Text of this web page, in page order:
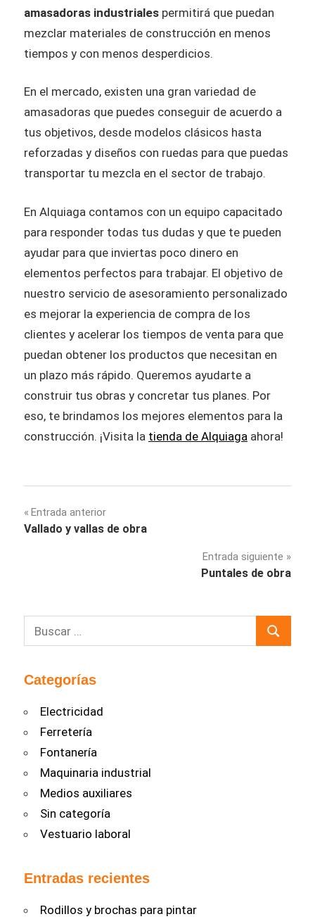
amasadoras industriales permitirá que puedan
mezclar materiales de construcción en menos
tiempos y con menos desperdicios.
En el mercado, existen una gran variedad de
amasadoras que puedes conseguir de acuerdo a
tus objetivos, desde modelos clásicos hasta
reforzadas y diseños con ruedas para que puedas
transportar tu mezcla en el sector de trabajo.
En Alquiaga contamos con un equipo capacitado
para responder todas tus dudas y que te pueden
ayudar para que inviertas poco dinero en
elementos perfectos para trabajar. El objetivo de
nuestro servicio de asesoramiento personalizado
es mejorar la experiencia de compra de los
clientes y acelerar los tiempos de venta para que
puedan obtener los productos que necesitan en
un plazo más rápido. Queremos ayudarte a
construir tus obras y concretar tus planes. Por
eso, te brindamos los mejores elementos para la
construcción. ¡Visita la tienda de Alquiaga ahora!
Navegación
Entrada anterior
Vallado y vallas de obra
Entrada siguiente
Puntales de obra
Buscar:
Buscar
Categorías
Electricidad
Ferretería
Fontanería
Maquinaria industrial
Medios auxiliares
Sin categoría
Vestuario laboral
Entradas recientes
Rodillos y brochas para pintar